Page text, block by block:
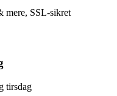
SSL-sikret
tirsdag